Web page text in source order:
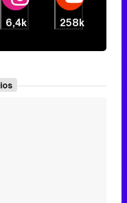
6,4k 258k